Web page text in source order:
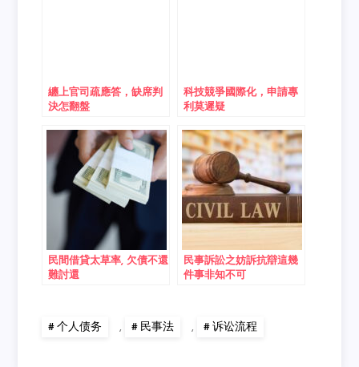
纏上官司疏應答，缺席判
決怎翻盤
科技競爭國際化，申請專
利莫遲疑
民間借貸太草率, 欠債不還
難討還
民事訴訟之妨訴抗辯這幾
件事非知不可
个人债务 , 民事法 , 诉讼流程